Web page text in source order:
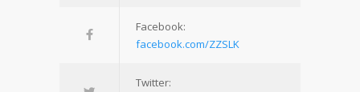
Facebook:
facebook.com/ZZSLK
Twitter: